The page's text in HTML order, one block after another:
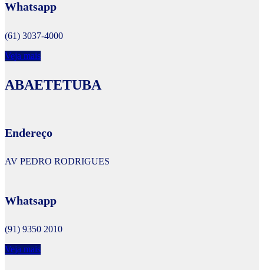
Whatsapp
(61) 3037-4000
Veja mais
ABAETETUBA
Endereço
AV PEDRO RODRIGUES
Whatsapp
(91) 9350 2010
Veja mais